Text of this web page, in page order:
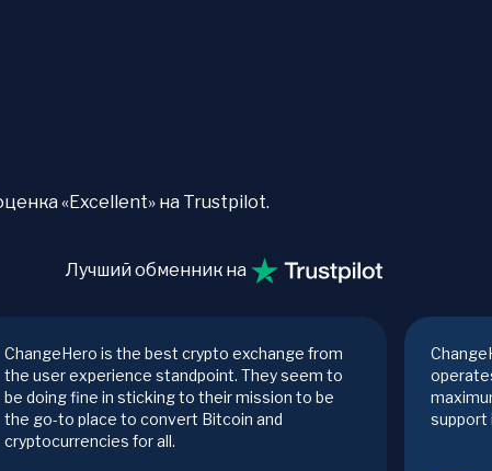
«Excellent» на Trustpilot.
Лучший обменник на
ChangeHero is the best crypto exchange from
the user experience standpoint. They seem to
be doing fine in sticking to their mission to be
the go-to place to convert Bitcoin and
cryptocurrencies for all.
support